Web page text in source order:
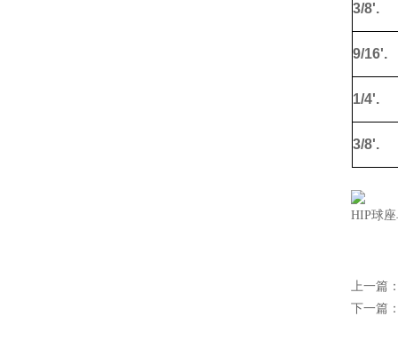
3/8'.
9/16'.
1/4'.
3/8'.
HIP球
上一篇
下一篇